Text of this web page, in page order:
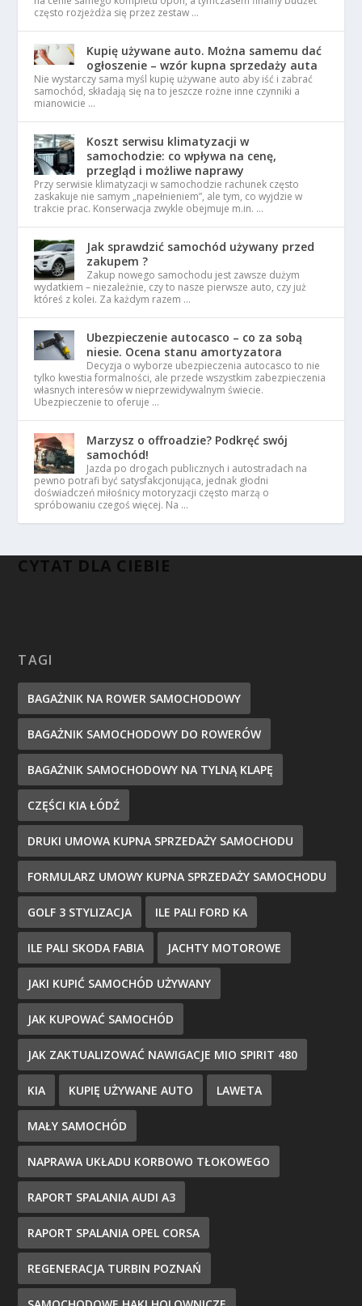
często rozjeżdża się przez zestaw …
Kupię używane auto. Można samemu dać
ogłoszenie – wzór kupna sprzedaży auta
Nie wystarczy sama myśl kupię używane auto aby iść i zabrać
samochód, składają się na to jeszcze rożne inne czynniki a
mianowicie …
Koszt serwisu klimatyzacji w
samochodzie: co wpływa na cenę,
przegląd i możliwe naprawy
Przy serwisie klimatyzacji w samochodzie rachunek często
zaskakuje nie samym „napełnieniem”, ale tym, co wyjdzie w
trakcie prac. Konserwacja zwykle obejmuje m.in. …
Jak sprawdzić samochód używany przed
zakupem ?
Zakup nowego samochodu jest zawsze dużym
wydatkiem – niezależnie, czy to nasze pierwsze auto, czy już
któreś z kolei. Za każdym razem …
Ubezpieczenie autocasco – co za sobą
niesie. Ocena stanu amortyzatora
Decyzja o wyborze ubezpieczenia autocasco to nie
tylko kwestia formalności, ale przede wszystkim zabezpieczenia
własnych interesów w nieprzewidywalnym świecie.
Ubezpieczenie to oferuje …
Marzysz o offroadzie? Podkręć swój
samochód!
Jazda po drogach publicznych i autostradach na
pewno potrafi być satysfakcjonująca, jednak głodni
doświadczeń miłośnicy motoryzacji często marzą o
spróbowaniu czegoś więcej. Na …
CYTAT DLA CIEBIE
TAGI
BAGAŻNIK NA ROWER SAMOCHODOWY
BAGAŻNIK SAMOCHODOWY DO ROWERÓW
BAGAŻNIK SAMOCHODOWY NA TYLNĄ KLAPĘ
CZĘŚCI KIA ŁÓDŹ
DRUKI UMOWA KUPNA SPRZEDAŻY SAMOCHODU
FORMULARZ UMOWY KUPNA SPRZEDAŻY SAMOCHODU
GOLF 3 STYLIZACJA ILE PALI FORD KA
ILE PALI SKODA FABIA JACHTY MOTOROWE
JAKI KUPIĆ SAMOCHÓD UŻYWANY
JAK KUPOWAĆ SAMOCHÓD
JAK ZAKTUALIZOWAĆ NAWIGACJE MIO SPIRIT 480
KIA KUPIĘ UŻYWANE AUTO LAWETA
MAŁY SAMOCHÓD
NAPRAWA UKŁADU KORBOWO TŁOKOWEGO
RAPORT SPALANIA AUDI A3
RAPORT SPALANIA OPEL CORSA
REGENERACJA TURBIN POZNAŃ